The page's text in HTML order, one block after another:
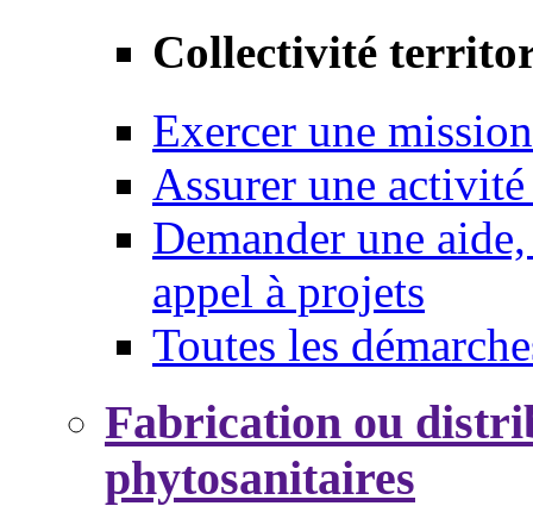
Collectivité
Exercer une mission
Assurer une
Demander une
appel à projets
Toutes les
Fabrication ou
phytosanitaires